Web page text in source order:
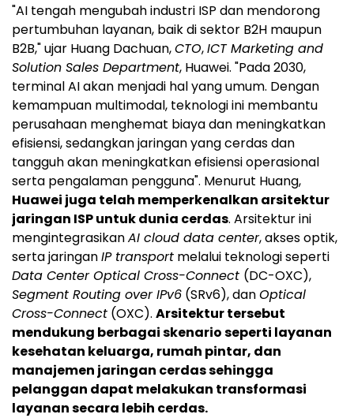
"AI tengah mengubah industri ISP dan mendorong
pertumbuhan layanan, baik di sektor B2H maupun
B2B," ujar Huang Dachuan,CTO,ICT Marketing and
Solution Sales Department, Huawei. "Pada 2030,
terminal AI akan menjadi hal yang umum. Dengan
kemampuan multimodal, teknologi ini membantu
perusahaan menghemat biaya dan meningkatkan
efisiensi, sedangkan jaringan yang cerdas dan
tangguh akan meningkatkan efisiensi operasional
serta pengalaman pengguna". Menurut Huang,
Huawei juga telah memperkenalkan arsitektur
jaringan ISP untuk dunia cerdas. Arsitektur ini
mengintegrasikanAI cloud data center, akses optik,
serta jaringanIP transport melalui teknologi seperti
Data Center Optical Cross-Connect (DC-OXC),
Segment Routing over IPv6 (SRv6), danOptical
Cross-Connect (OXC). Arsitektur tersebut
mendukung berbagai skenario seperti layanan
kesehatan keluarga, rumah pintar, dan
manajemen jaringan cerdas sehingga
pelanggan dapat melakukan transformasi
layanan secara lebih cerdas.